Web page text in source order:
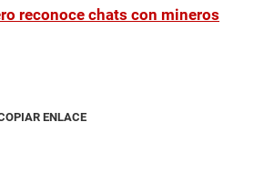
reconoce chats con mineros
ENLACE